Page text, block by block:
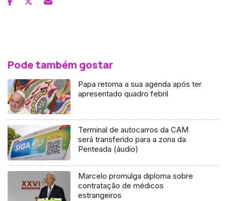
Pode também gostar
Papa retoma a sua agenda após ter
apresentado quadro febril
Terminal de autocarros da CAM
será transferido para a zona da
Penteada (áudio)
Marcelo promulga diploma sobre
contratação de médicos
estrangeiros